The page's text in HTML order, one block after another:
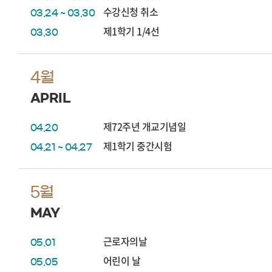
03.24 ~ 03.30 수강신청 취소
03.30 제1학기 1/4선
4월
APRIL
04.20 제72주년 개교기념일
04.21 ~ 04.27 제1학기 중간시험
5월
MAY
05.01 근로자의날
05.05 어린이 날